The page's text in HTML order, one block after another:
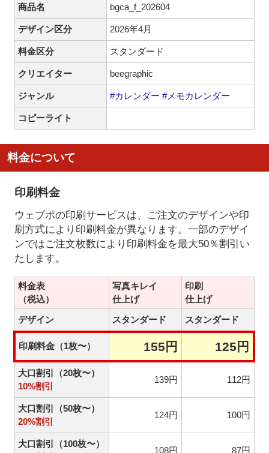
商品名 bgca_f_202604
デザイン区分 2026年4月
料金区分 スタンダード
クリエイター beegraphic
ジャンル #カレンダー #メモカレンダー
コピーライト
料金について
印刷料金
ウェブポの印刷サービスは、ご注文のデザインや印
刷方式により印刷料金が異なります。一部のデザイ
ンではご注文枚数により印刷料金を最大50％割引い
たします。
料金表
（税込）
写真キレイ
仕上げ
印刷
仕上げ
デザイン
スタンダード スタンダード
印刷料金（1枚〜） 155円 125円
大口割引（20枚〜）
10%割引
139円 112円
大口割引（50枚〜）
20%割引
124円 100円
大口割引（100枚〜）
108円 87円